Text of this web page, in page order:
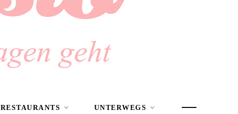
RESTAURANTS UNTERWEGS